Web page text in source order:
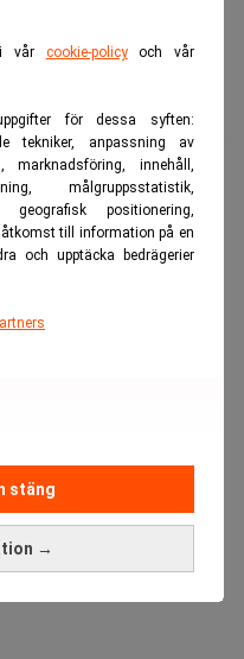
i vår cookie-policyoch vår
för dessa syften:
tekniker, anpassning av
marknadsföring, innehåll,
målgruppsstatistik,
positionering,
till information på en
och upptäcka bedrägerier
→
stäng
och kontroll till Alecta